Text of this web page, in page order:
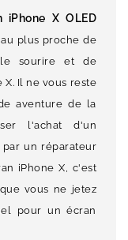
iPhone X OLED
plus proche de
sourire et de
Il ne vous reste
aventure de la
l'achat d'un
un réparateur
iPhone X, c'est
vous ne jetez
pour un écran